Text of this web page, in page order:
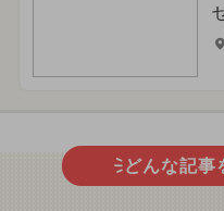
どんな記事